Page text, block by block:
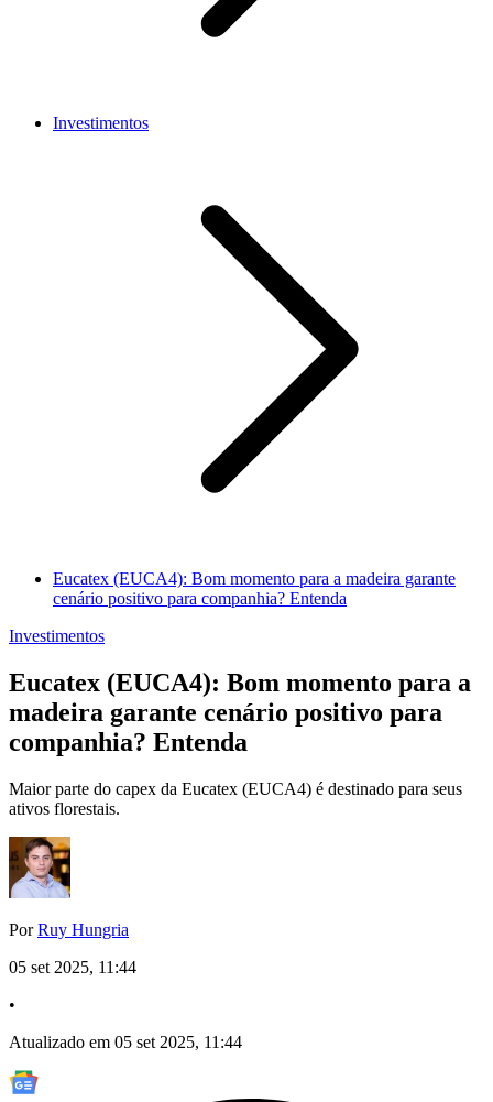
Investimentos
Eucatex (EUCA4): Bom momento para a madeira garante
cenário positivo para companhia? Entenda
Investimentos
Eucatex (EUCA4): Bom momento para a
madeira garante cenário positivo para
companhia? Entenda
Maior parte do capex da Eucatex (EUCA4) é destinado para seus
ativos florestais.
PorRuy Hungria
05 set 2025, 11:44
•
Atualizado em 05 set 2025, 11:44